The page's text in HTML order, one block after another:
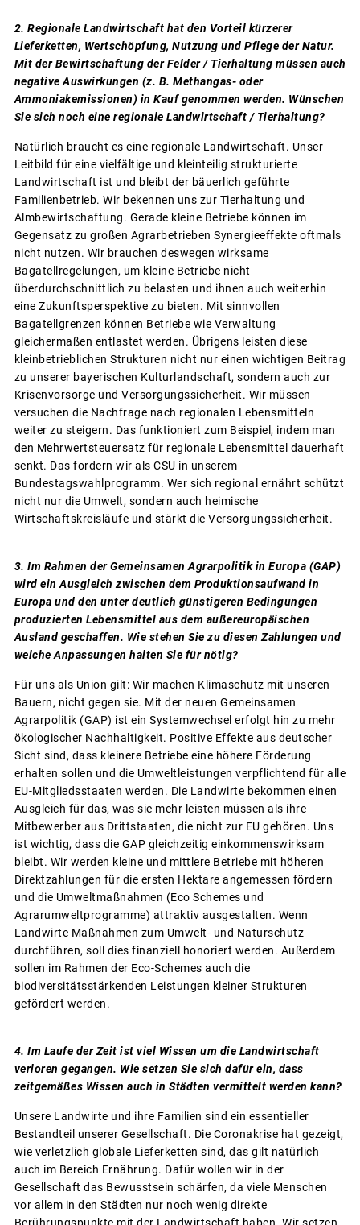
2. Regionale Landwirtschaft hat den Vorteil kürzerer
Lieferketten, Wertschöpfung, Nutzung und Pflege der Natur.
Mit der Bewirtschaftung der Felder / Tierhaltung müssen auch
negative Auswirkungen (z. B. Methangas- oder
Ammoniakemissionen) in Kauf genommen werden. Wünschen
Sie sich noch eine regionale Landwirtschaft / Tierhaltung?
Natürlich braucht es eine regionale Landwirtschaft. Unser
Leitbild für eine vielfältige und kleinteilig strukturierte
Landwirtschaft ist und bleibt der bäuerlich geführte
Familienbetrieb. Wir bekennen uns zur Tierhaltung und
Almbewirtschaftung. Gerade kleine Betriebe können im
Gegensatz zu großen Agrarbetrieben Synergieeffekte oftmals
nicht nutzen. Wir brauchen deswegen wirksame
Bagatellregelungen, um kleine Betriebe nicht
überdurchschnittlich zu belasten und ihnen auch weiterhin
eine Zukunftsperspektive zu bieten. Mit sinnvollen
Bagatellgrenzen können Betriebe wie Verwaltung
gleichermaßen entlastet werden. Übrigens leisten diese
kleinbetrieblichen Strukturen nicht nur einen wichtigen Beitrag
zu unserer bayerischen Kulturlandschaft, sondern auch zur
Krisenvorsorge und Versorgungssicherheit. Wir müssen
versuchen die Nachfrage nach regionalen Lebensmitteln
weiter zu steigern. Das funktioniert zum Beispiel, indem man
den Mehrwertsteuersatz für regionale Lebensmittel dauerhaft
senkt. Das fordern wir als CSU in unserem
Bundestagswahlprogramm. Wer sich regional ernährt schützt
nicht nur die Umwelt, sondern auch heimische
Wirtschaftskreisläufe und stärkt die Versorgungssicherheit.
3. Im Rahmen der Gemeinsamen Agrarpolitik in Europa (GAP)
wird ein Ausgleich zwischen dem Produktionsaufwand in
Europa und den unter deutlich günstigeren Bedingungen
produzierten Lebensmittel aus dem außereuropäischen
Ausland geschaffen. Wie stehen Sie zu diesen Zahlungen und
welche Anpassungen halten Sie für nötig?
Für uns als Union gilt: Wir machen Klimaschutz mit unseren
Bauern, nicht gegen sie. Mit der neuen Gemeinsamen
Agrarpolitik (GAP) ist ein Systemwechsel erfolgt hin zu mehr
ökologischer Nachhaltigkeit. Positive Effekte aus deutscher
Sicht sind, dass kleinere Betriebe eine höhere Förderung
erhalten sollen und die Umweltleistungen verpflichtend für alle
EU-Mitgliedsstaaten werden. Die Landwirte bekommen einen
Ausgleich für das, was sie mehr leisten müssen als ihre
Mitbewerber aus Drittstaaten, die nicht zur EU gehören. Uns
ist wichtig, dass die GAP gleichzeitig einkommenswirksam
bleibt. Wir werden kleine und mittlere Betriebe mit höheren
Direktzahlungen für die ersten Hektare angemessen fördern
und die Umweltmaßnahmen (Eco Schemes und
Agrarumweltprogramme) attraktiv ausgestalten. Wenn
Landwirte Maßnahmen zum Umwelt- und Naturschutz
durchführen, soll dies finanziell honoriert werden. Außerdem
sollen im Rahmen der Eco-Schemes auch die
biodiversitätsstärkenden Leistungen kleiner Strukturen
gefördert werden.
4. Im Laufe der Zeit ist viel Wissen um die Landwirtschaft
verloren gegangen. Wie setzen Sie sich dafür ein, dass
zeitgemäßes Wissen auch in Städten vermittelt werden kann?
Unsere Landwirte und ihre Familien sind ein essentieller
Bestandteil unserer Gesellschaft. Die Coronakrise hat gezeigt,
wie verletzlich globale Lieferketten sind, das gilt natürlich
auch im Bereich Ernährung. Dafür wollen wir in der
Gesellschaft das Bewusstsein schärfen, da viele Menschen
vor allem in den Städten nur noch wenig direkte